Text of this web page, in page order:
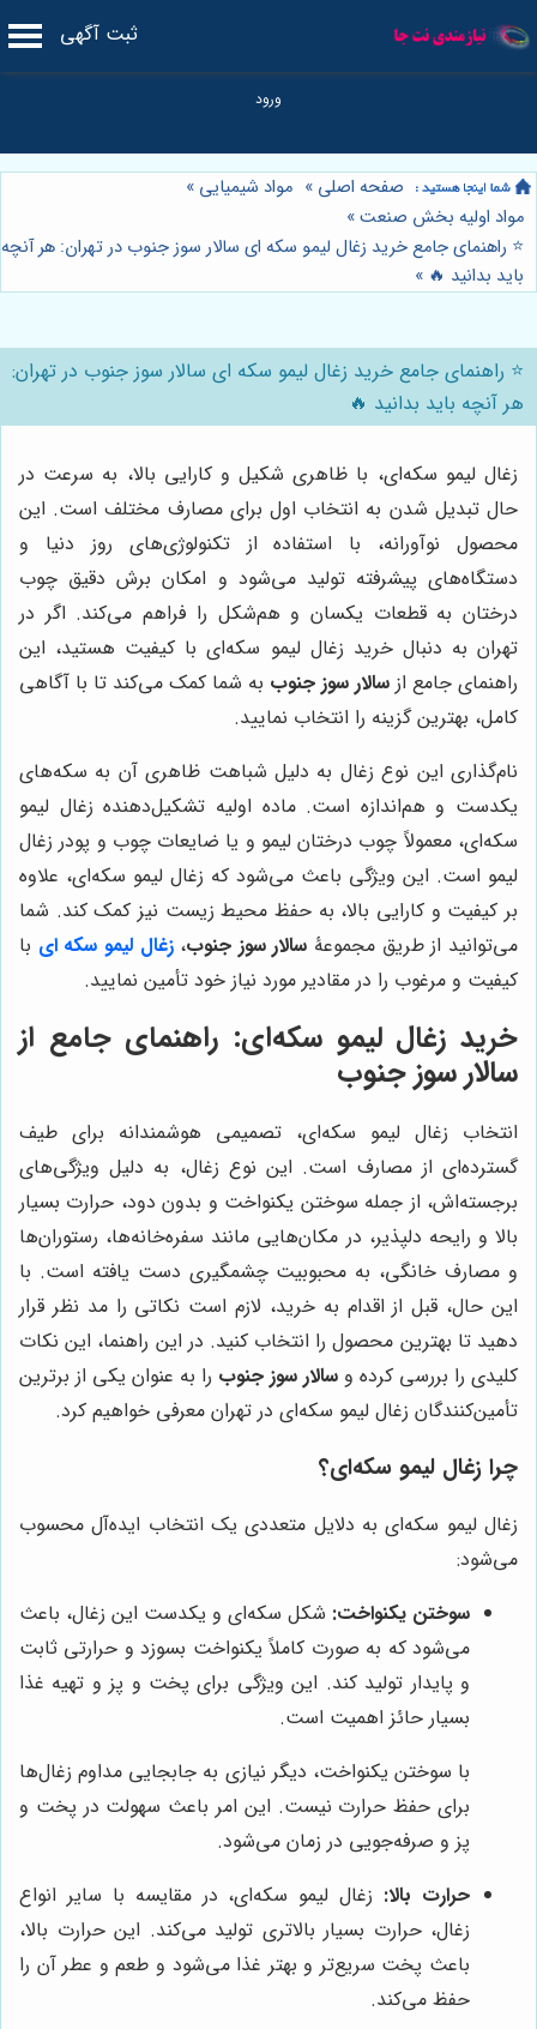
ثبت آگهی
صفحه اصلی » مواد شیمیایی »
مواد اولیه بخش صنعت»
⭐️ راهنمای جامع خرید زغال لیمو سکه ای سالار سوز جنوب در تهران: هر آنچه
باید بدانید 🔥 »
⭐️ راهنمای جامع خرید زغال لیمو سکه ای سالار سوز جنوب در تهران:
هر آنچه باید بدانید 🔥
زغال لیمو سکه‌ای، با ظاهری شکیل و کارایی بالا، به سرعت در
حال تبدیل شدن به انتخاب اول برای مصارف مختلف است. این
محصول نوآورانه، با استفاده از تکنولوژی‌های روز دنیا و
دستگاه‌های پیشرفته تولید می‌شود و امکان برش دقیق چوب
درختان به قطعات یکسان و هم‌شکل را فراهم می‌کند. اگر در
تهران به دنبال خرید زغال لیمو سکه‌ای با کیفیت هستید، این
راهنمای جامع از سالار سوز جنوب به شما کمک می‌کند تا با آگاهی
کامل، بهترین گزینه را انتخاب نمایید.
نام‌گذاری این نوع زغال به دلیل شباهت ظاهری آن به سکه‌های
یکدست و هم‌اندازه است. ماده اولیه تشکیل‌دهنده زغال لیمو
سکه‌ای، معمولاً چوب درختان لیمو و یا ضایعات چوب و پودر زغال
لیمو است. این ویژگی باعث می‌شود که زغال لیمو سکه‌ای، علاوه
بر کیفیت و کارایی بالا، به حفظ محیط زیست نیز کمک کند. شما
می‌توانید از طریق مجموعۀ سالار سوز جنوب، زغال لیمو سکه ای با
کیفیت و مرغوب را در مقادیر مورد نیاز خود تأمین نمایید.
خرید زغال لیمو سکه‌ای: راهنمای جامع از
سالار سوز جنوب
انتخاب زغال لیمو سکه‌ای، تصمیمی هوشمندانه برای طیف
گسترده‌ای از مصارف است. این نوع زغال، به دلیل ویژگی‌های
برجسته‌اش، از جمله سوختن یکنواخت و بدون دود، حرارت بسیار
بالا و رایحه دلپذیر، در مکان‌هایی مانند سفره‌خانه‌ها، رستوران‌ها
و مصارف خانگی، به محبوبیت چشمگیری دست یافته است. با
این حال، قبل از اقدام به خرید، لازم است نکاتی را مد نظر قرار
دهید تا بهترین محصول را انتخاب کنید. در این راهنما، این نکات
کلیدی را بررسی کرده و سالار سوز جنوب را به عنوان یکی از برترین
تأمین‌کنندگان زغال لیمو سکه‌ای در تهران معرفی خواهیم کرد.
چرا زغال لیمو سکه‌ای؟
زغال لیمو سکه‌ای به دلایل متعددی یک انتخاب ایده‌آل محسوب
می‌شود:
سوختن یکنواخت: شکل سکه‌ای و یکدست این زغال، باعث
می‌شود که به صورت کاملاً یکنواخت بسوزد و حرارتی ثابت
و پایدار تولید کند. این ویژگی برای پخت و پز و تهیه غذا
بسیار حائز اهمیت است.
با سوختن یکنواخت، دیگر نیازی به جابجایی مداوم زغال‌ها
برای حفظ حرارت نیست. این امر باعث سهولت در پخت و
پز و صرفه‌جویی در زمان می‌شود.
حرارت بالا: زغال لیمو سکه‌ای، در مقایسه با سایر انواع
زغال، حرارت بسیار بالاتری تولید می‌کند. این حرارت بالا،
باعث پخت سریع‌تر و بهتر غذا می‌شود و طعم و عطر آن را
حفظ می‌کند.